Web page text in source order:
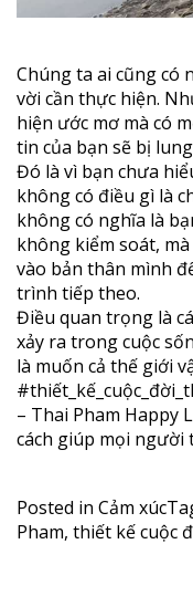
Chúng ta ai cũng có
vời cần thực hiện.
hiện ước mơ mà có
tin của bạn sẽ bị
Đó là vì bạn chưa
không có điều gì là
không có nghĩa là
không kiểm soát,
vào bản thân mình
trình tiếp theo.
Điều quan trọng là
xảy ra trong cuộc
là muốn cả thế giới
– Thai Pham Happy
cách giúp mọi người
Posted in Cảm xúc
Pham, thiết kế cuộc